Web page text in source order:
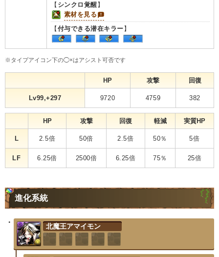
【 シンクロ覚醒 】
素材を見る
【 付与できる潜在キラー 】
※タイプアイコン下の◯×はアシスト可否です
HP 攻撃 回復
Lv99,+297 9720 4759 382
HP 攻撃 回復 軽減 実質HP
L 2.5倍 50倍 2.5倍 50％ 5倍
LF 6.25倍 2500倍 6.25倍 75％ 25倍
進化系統
北魔王アマイモン